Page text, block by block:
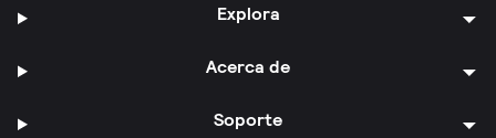
Explora
Acerca de
Soporte